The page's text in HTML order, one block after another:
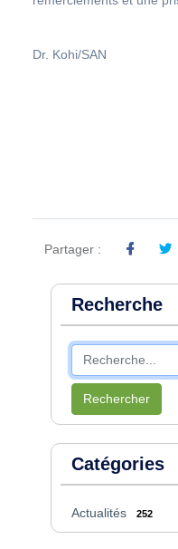
Dr. Kohi/SAN
Partager :
Recherche
Rechercher
Catégories
Actualités 252